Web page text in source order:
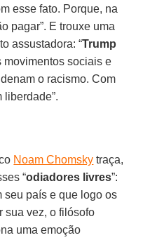
esse fato. Porque, na
pagar”. E trouxe uma
assustadora: “Trump
movimentos sociais e
o racismo. Com
liberdade”.
Noam Chomsky traça,
“odiadores livres”:
seu país e que logo os
sua vez, o filósofo
uma emoção